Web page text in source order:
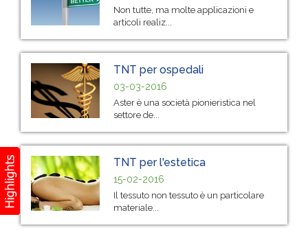
Non tutte, ma molte applicazioni e
articoli realiz...
TNT per ospedali
03-03-2016
Aster è una società pionieristica nel
settore de...
TNT per l'estetica
15-02-2016
Il tessuto non tessuto è un particolare
materiale...